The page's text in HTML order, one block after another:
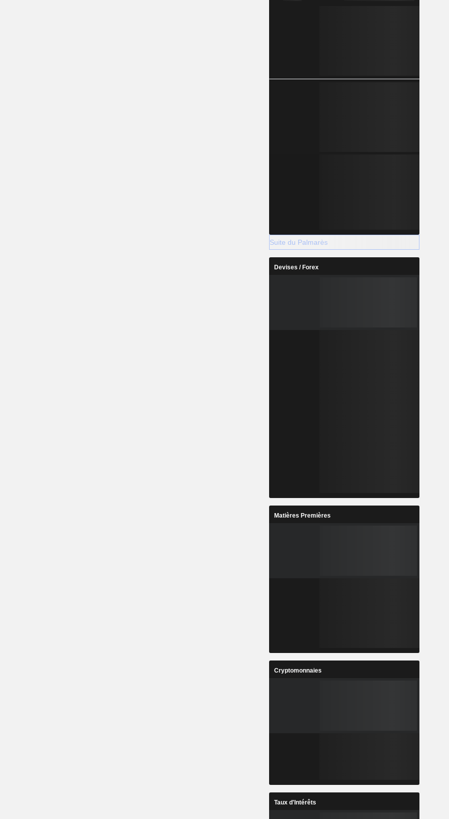
Suite du Palmarès
Devises / Forex
Matières Premières
Cryptomonnaies
Taux d'Intérêts